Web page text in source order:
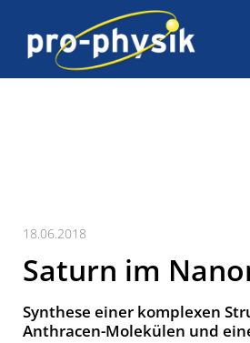
18.06.2018
Saturn im
Synthese einer komplexen
Anthracen-Molekülen und